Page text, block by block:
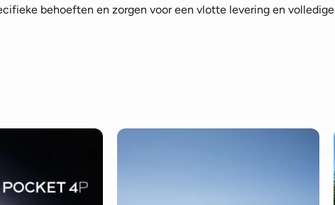
behoeften en zorgen voor een vlotte levering en volledige